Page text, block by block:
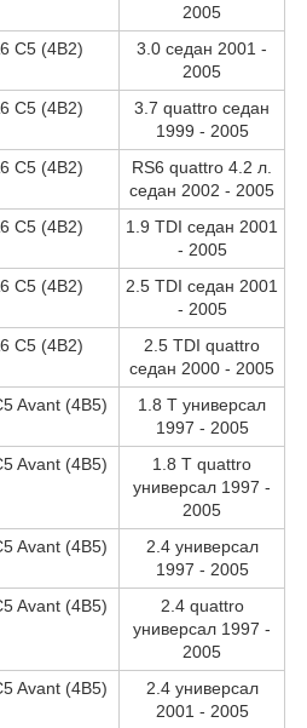
2005
C5 (4B2)
3.0 седан 2001 -
2005
C5 (4B2)
3.7 quattro седан
1999 - 2005
C5 (4B2)
RS6 quattro 4.2 л.
седан 2002 - 2005
C5 (4B2)
1.9 TDI седан 2001
- 2005
C5 (4B2)
2.5 TDI седан 2001
- 2005
C5 (4B2)
2.5 TDI quattro
седан 2000 - 2005
Avant (4B5)
1.8 T универсал
1997 - 2005
Avant (4B5)
1.8 T quattro
универсал 1997 -
2005
Avant (4B5)
2.4 универсал
1997 - 2005
Avant (4B5)
2.4 quattro
универсал 1997 -
2005
Avant (4B5)
2.4 универсал
2001 - 2005